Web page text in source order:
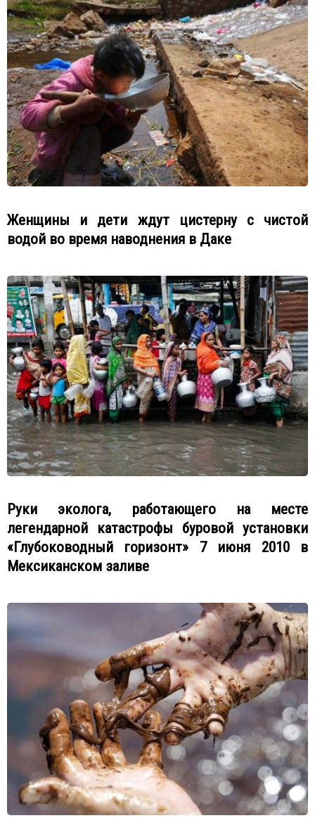
Женщины и дети ждут цистерну с чистой
водой во время наводнения в Даке
Руки эколога, работающего на месте
легендарной катастрофы буровой установки
«Глубоководный горизонт» 7 июня 2010 в
Мексиканском заливе